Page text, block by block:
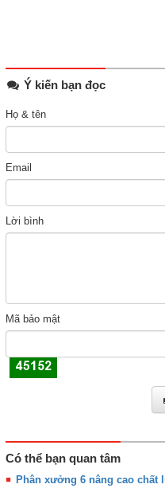
Ý kiến bạn đọc
Họ & tên
Email
Lời bình
Mã bảo mật
Có thể bạn quan tâm
Phân xưởng 6 nâng cao